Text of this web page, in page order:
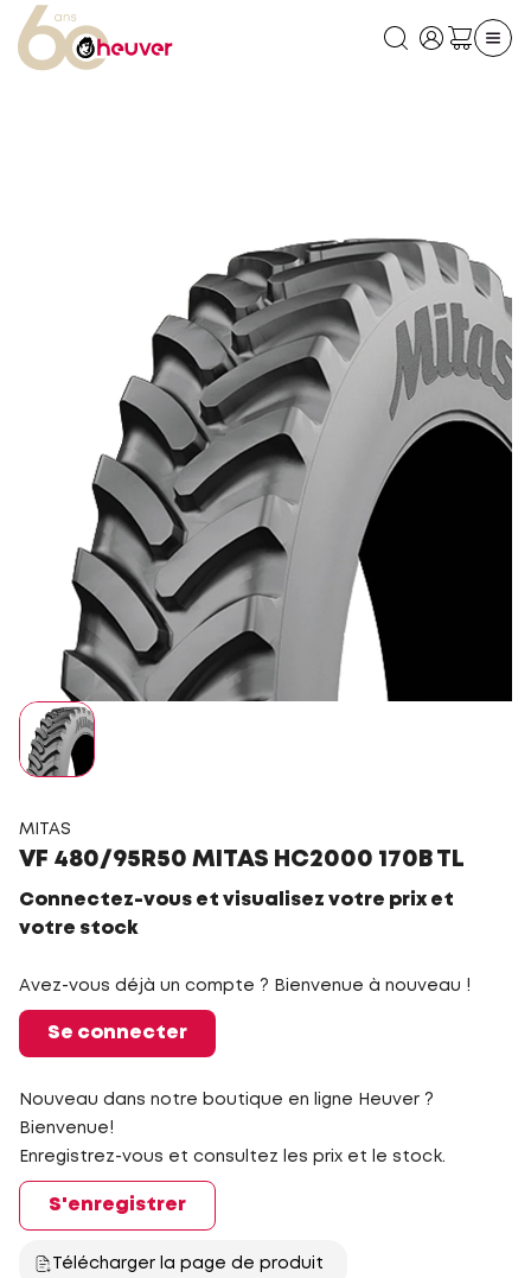
MITAS
VF 480/95R50 MITAS HC2000 170B TL
Connectez-vous et visualisez votre prix et
votre stock
Avez-vous déjà un compte ? Bienvenue à nouveau !
Se connecter
Nouveau dans notre boutique en ligne Heuver ?
Bienvenue!
Enregistrez-vous et consultez les prix et le stock.
S'enregistrer
Télécharger la page de produit